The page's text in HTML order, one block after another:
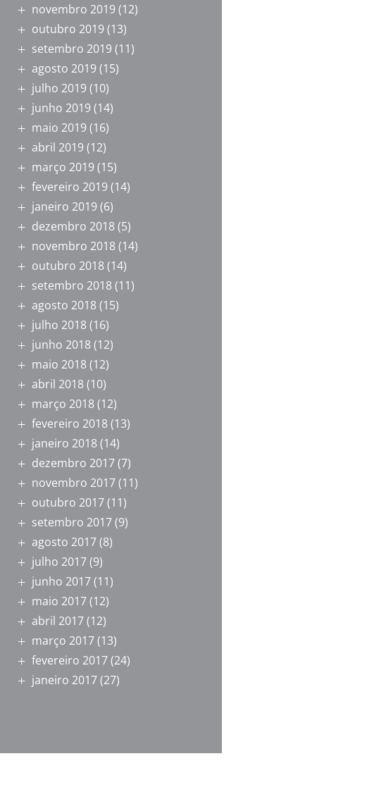
novembro 2019(12)
outubro 2019(13)
setembro 2019(11)
agosto 2019(15)
julho 2019(10)
junho 2019(14)
maio 2019(16)
abril 2019(12)
março 2019(15)
fevereiro 2019(14)
janeiro 2019(6)
dezembro 2018(5)
novembro 2018(14)
outubro 2018(14)
setembro 2018(11)
agosto 2018(15)
julho 2018(16)
junho 2018(12)
maio 2018(12)
abril 2018(10)
março 2018(12)
fevereiro 2018(13)
janeiro 2018(14)
dezembro 2017(7)
novembro 2017(11)
outubro 2017(11)
setembro 2017(9)
agosto 2017(8)
julho 2017(9)
junho 2017(11)
maio 2017(12)
abril 2017(12)
março 2017(13)
fevereiro 2017(24)
janeiro 2017(27)